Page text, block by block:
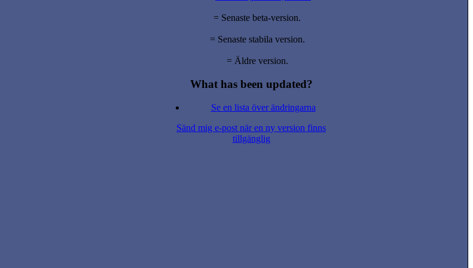
= Senaste beta-version.
= Senaste stabila version.
= Äldre version.
What has been updated?
Se en lista över ändringarna
Sänd mig e-post när en ny version finns
tillgänglig